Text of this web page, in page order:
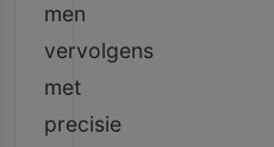
men
vervolgens
met
precisie